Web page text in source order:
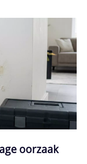
oorzaak